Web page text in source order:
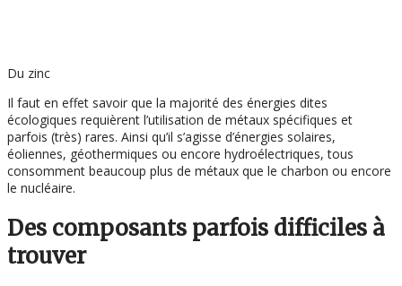
Du zinc
Il faut en effet savoir que la majorité des énergies dites
écologiques requièrent l’utilisation de métaux spécifiques et
parfois (très) rares. Ainsi qu’il s’agisse d’énergies solaires,
éoliennes, géothermiques ou encore hydroélectriques, tous
consomment beaucoup plus de métaux que le charbon ou encore
le nucléaire.
Des composants parfois difficiles à
trouver